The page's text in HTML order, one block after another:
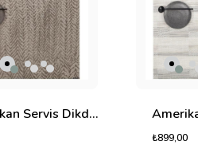
Amerikan Servis Dikdörtgen Cosmos
₺899,00